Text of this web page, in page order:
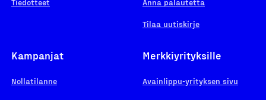
Tiedotteet Anna palautetta
Tilaa uutiskirje
Kampanjat
Nollatilanne
Merkkiyrityksille
Avainlippu-yrityksen sivu